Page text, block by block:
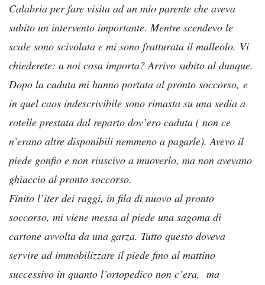
Calabria per fare visita ad un mio parente che aveva
subito un intervento importante. Mentre scendevo le
scale sono scivolata e mi sono fratturata il malleolo. Vi
chiederete: a noi cosa importa? Arrivo subito al dunque.
Dopo la caduta mi hanno portata al pronto soccorso, e
in quel caos indescrivibile sono rimasta su una sedia a
rotelle prestata dal reparto dov’ero caduta ( non ce
n’erano altre disponibili nemmeno a pagarle). Avevo il
piede gonfio e non riuscivo a muoverlo, ma non avevano
ghiaccio al pronto soccorso.
Finito l’iter dei raggi, in fila di nuovo al pronto
soccorso, mi viene messa al piede una sagoma di
cartone avvolta da una garza. Tutto questo doveva
servire ad immobilizzare il piede fino al mattino
successivo in quanto l’ortopedico non c’era, ma